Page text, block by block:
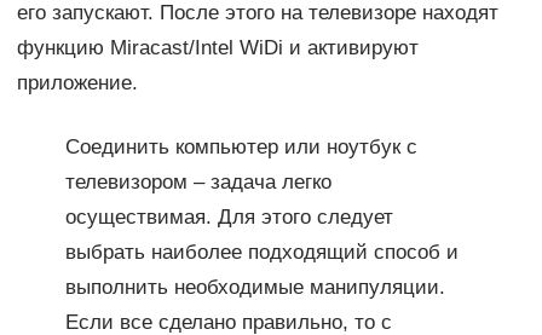
его запускают. После этого на телевизоре находят
функцию Miracast/Intel WiDi и активируют
приложение.
Соединить компьютер или ноутбук с
телевизором – задача легко
осуществимая. Для этого следует
выбрать наиболее подходящий способ и
выполнить необходимые манипуляции.
Если все сделано правильно, то с